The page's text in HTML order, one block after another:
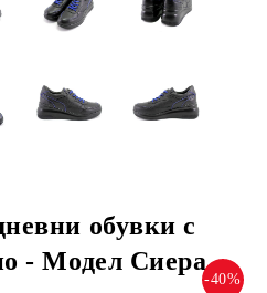
обувки с
- Модел Сиера.
-40%